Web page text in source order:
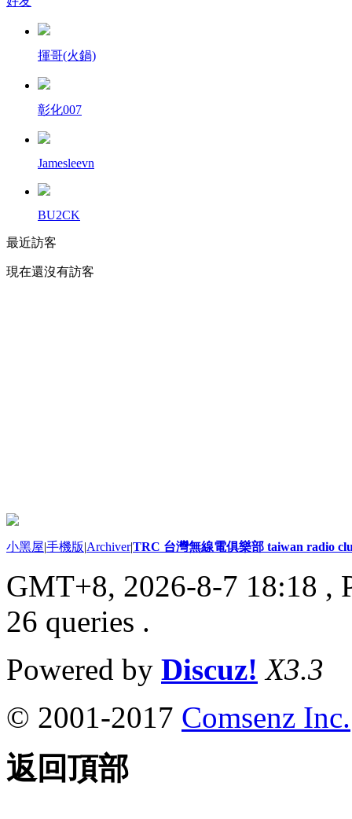
揮哥(火鍋)
彰化007
Jamesleevn
BU2CK
最近訪客
現在還沒有訪客
小黑屋|手機版|Archiver|TRC 台灣無線電俱樂部 taiwan radio
GMT+8, 2026-8-7 18:18 ,
26 queries .
Powered by Discuz! X3.3
© 2001-2017 Comsenz Inc.
返回頂部